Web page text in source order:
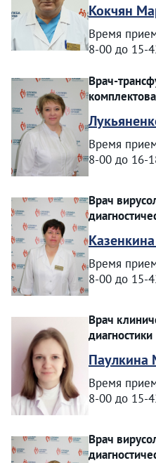
Кокчян
Время
8-00 до 15-
Врач-
Время
8-00 до 16-
Врач
Время
8-00 до 15-
Врач
диагностики
Паулкина
Время
8-00 до 15-
Врач